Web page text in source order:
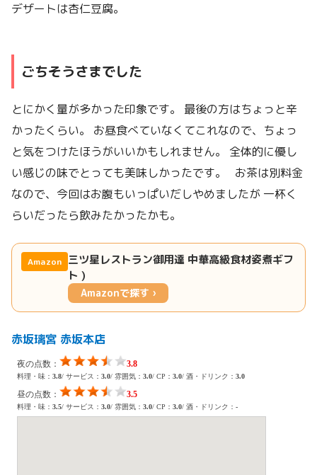
デザートは杏仁豆腐。
ごちそうさまでした
とにかく量が多かった印象です。 最後の方はちょっと辛
かったくらい。 お昼食べていなくてこれなので、ちょっ
と気をつけたほうがいいかもしれません。 全体的に優し
い感じの味でとっても美味しかったです。 お茶は別料金
なので、今回はお腹もいっぱいだしやめましたが 一杯く
らいだったら飲みたかったかも。
Amazon 三ツ星レストラン御用達 中華高級食材姿煮ギフ
ト )
Amazonで探す ›
赤坂璃宮 赤坂本店